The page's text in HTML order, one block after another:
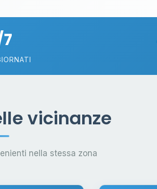
vicinanze
nella stessa zona